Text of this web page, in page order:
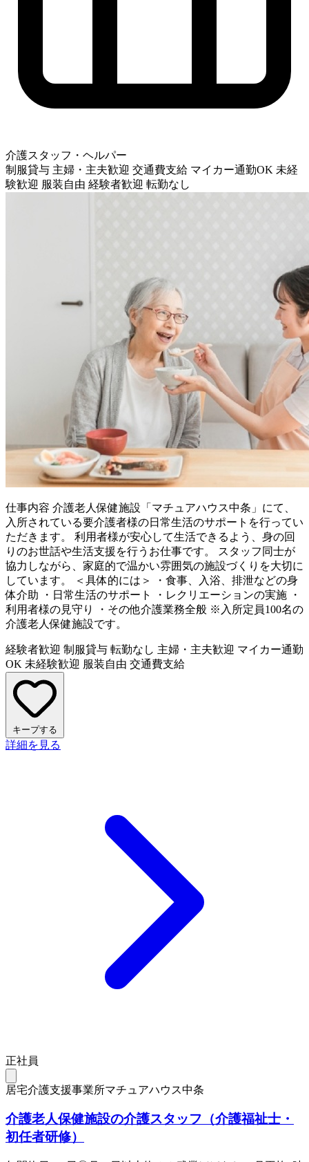
介護スタッフ・ヘルパー
制服貸与 主婦・主夫歓迎 交通費支給 マイカー通勤OK 未経
験歓迎 服装自由 経験者歓迎 転勤なし
仕事内容 介護老人保健施設「マチュアハウス中条」にて、
入所されている要介護者様の日常生活のサポートを行ってい
ただきます。 利用者様が安心して生活できるよう、身の回
りのお世話や生活支援を行うお仕事です。 スタッフ同士が
協力しながら、家庭的で温かい雰囲気の施設づくりを大切に
しています。 ＜具体的には＞ ・食事、入浴、排泄などの身
体介助 ・日常生活のサポート ・レクリエーションの実施 ・
利用者様の見守り ・その他介護業務全般 ※入所定員100名の
介護老人保健施設です。
経験者歓迎 制服貸与 転勤なし 主婦・主夫歓迎 マイカー通勤
OK 未経験歓迎 服装自由 交通費支給
キープする
詳細を見る
正社員
居宅介護支援事業所マチュアハウス中条
介護老人保健施設の介護スタッフ（介護福祉士・
初任者研修）